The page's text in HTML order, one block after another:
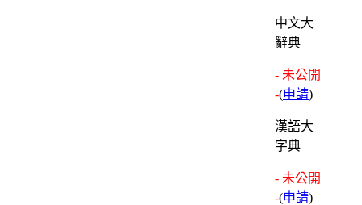
中文大
辭典
- 未公開
-(申請)
漢語大
字典
- 未公開
-(申請)